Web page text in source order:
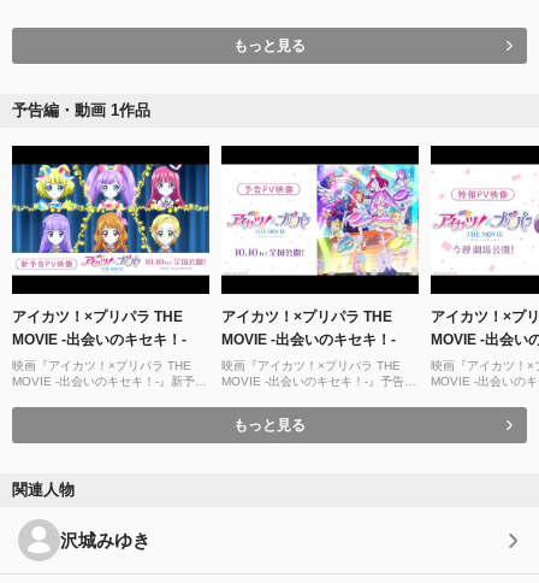
もっと見る
予告編・動画 1作品
アイカツ！×プリパラ THE
MOVIE -出会いのキセキ！-
映画『アイカツ！×プリパラ THE
MOVIE -出会いのキセキ！-』新予告
アイカツ！×プリパラ THE
MOVIE -出会いのキセキ！-
映画『アイカツ！×プリパラ THE
MOVIE -出会いのキセキ！-』予告
アイカツ！×プ
MOVIE -出会い
映画『アイカツ！×
MOVIE -出会いの
もっと見る
関連人物
沢城みゆき